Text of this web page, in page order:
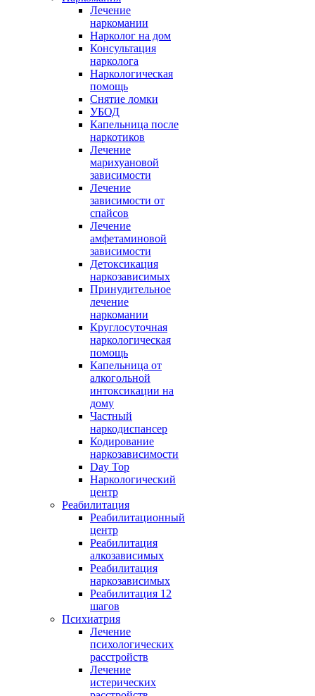
Лечение
наркомании
Нарколог на дом
Консультация
нарколога
Наркологическая
помощь
Снятие ломки
УБОД
Капельница после
наркотиков
Лечение
марихуановой
зависимости
Лечение
зависимости от
спайсов
Лечение
амфетаминовой
зависимости
Детоксикация
наркозависимых
Принудительное
лечение
наркомании
Круглосуточная
наркологическая
помощь
Капельница от
алкогольной
интоксикации на
дому
Частный
наркодиспансер
Кодирование
наркозависимости
Day Top
Наркологический
центр
Реабилитация
Реабилитационный
центр
Реабилитация
алкозависимых
Реабилитация
наркозависимых
Реабилитация 12
шагов
Психиатрия
Лечение
психологических
расстройств
Лечение
истерических